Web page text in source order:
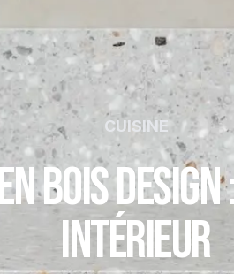
CUISINE
bois
intérieur